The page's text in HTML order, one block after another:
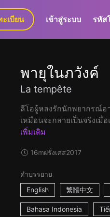
ะเบียน เข้าสู่ระบบ รหัส
พายุในภวังค์
La tempête
ลีโอผู้หลงรักนักพยากรณ์อ
เหมือนจะกลายเป็นจริงเมื่
เพิ่มเติม
16mฝรั่งเศส2017
คำบรรยาย
English
繁體中文
Bahasa Indonesia